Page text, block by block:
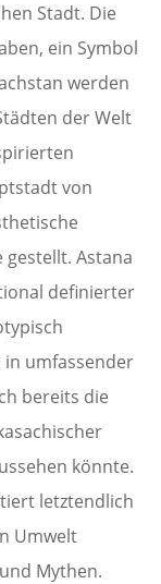
Stadt. Die
ein Symbol
werden
der Welt
von
Astana
definierter
in umfassender
bereits die
könnte.
letztendlich
Umwelt
Mythen.